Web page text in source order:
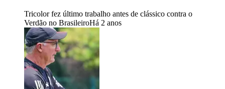
Tricolor fez último trabalho antes de clássico contra o
Verdão no BrasileiroHá 2 anos